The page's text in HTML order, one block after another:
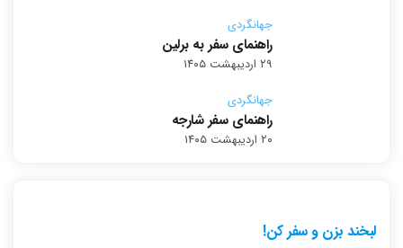
جهانگردی
راهنمای سفر به برلین
۲۹ اردیبهشت ۱۴۰۵
جهانگردی
راهنمای سفر شارجه
۲۰ اردیبهشت ۱۴۰۵
لبخند بزن و سفر کن!